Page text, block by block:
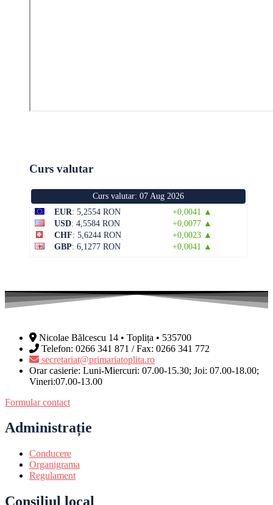
Curs valutar
Curs valutar: 07 Aug 2026
EUR: 5,2554 RON
+0,0041 ▲
USD: 4,5584 RON
+0,0077 ▲
CHF: 5,6244 RON
+0,0023 ▲
GBP: 6,1277 RON +0,0041 ▲
Nicolae Bălcescu 14 • Toplița • 535700
Telefon: 0266 341 871 / Fax: 0266 341 772
secretariat@primariatoplita.ro
Orar casierie: Luni-Miercuri: 07.00-15.30; Joi: 07.00-18.00;
Vineri:07.00-13.00
Formular contact
Administrație
Conducere
Organigrama
Regulament
Consiliul local